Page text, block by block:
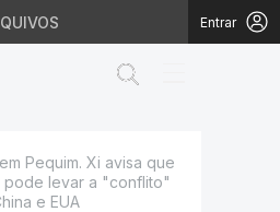
Entrar
Pequim. Xi avisa que
pode levar a "conflito"
e EUA